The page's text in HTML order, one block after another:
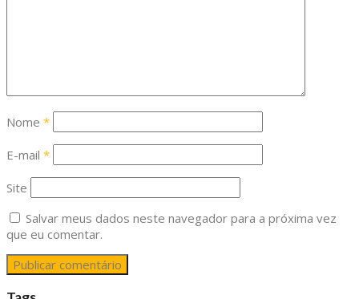
Nome *
E-mail *
Site
Salvar meus dados neste navegador para a próxima vez
que eu comentar.